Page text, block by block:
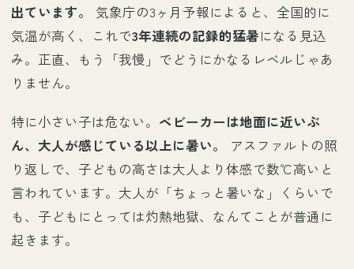
出ています。
気象庁の3ヶ月予報によると、全国的に
気温が高く、これで3年連続の記録的猛暑になる見込
み。正直、もう「我慢」でどうにかなるレベルじゃあ
りません。
特に小さい子は危ない。 ベビーカーは地面に近いぶ
ん、大人が感じている以上に暑い。
アスファルトの照
り返しで、子どもの高さは大人より体感で数℃高いと
言われています。大人が「ちょっと暑いな」くらいで
も、子どもにとっては灼熱地獄、なんてことが普通に
起きます。